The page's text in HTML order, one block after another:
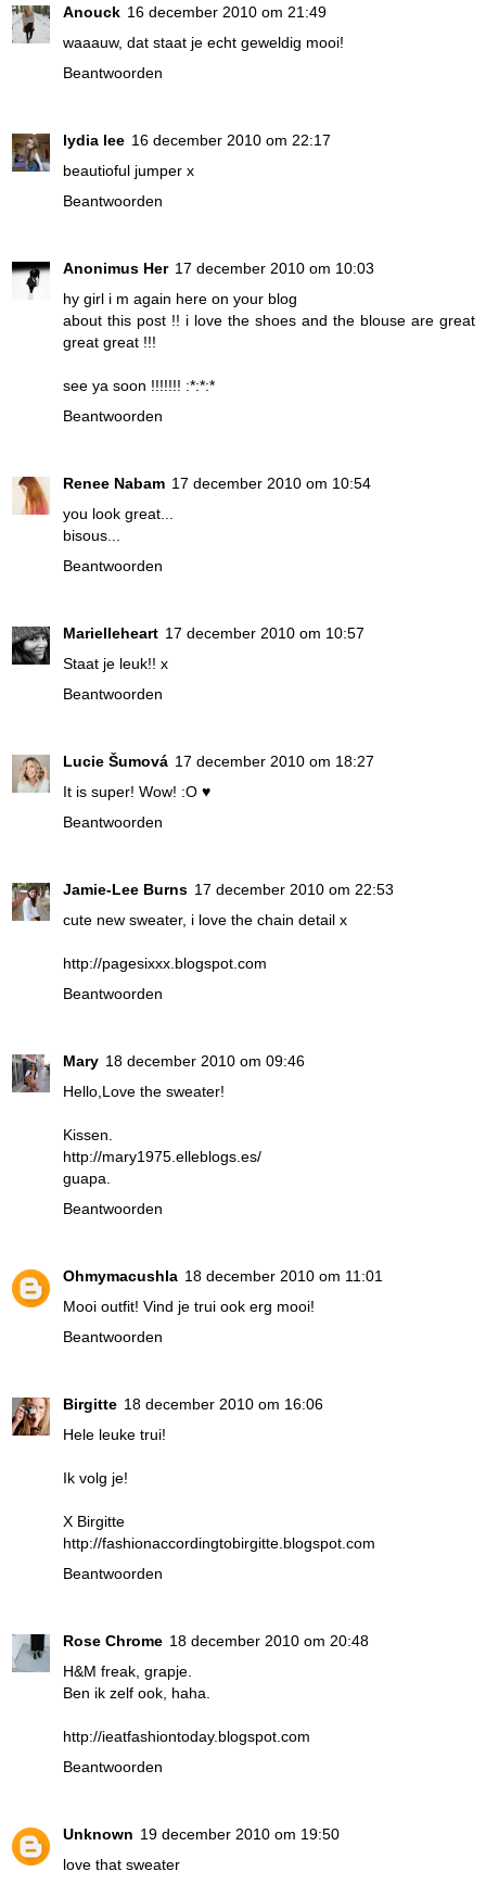
Anouck 16 december 2010 om 21:49
waaauw, dat staat je echt geweldig mooi!
Beantwoorden
lydia lee 16 december 2010 om 22:17
beautioful jumper x
Beantwoorden
Anonimus Her 17 december 2010 om 10:03
hy girl i m again here on your blog
about this post !! i love the shoes and the blouse are great
great great !!!
see ya soon !!!!!!! :*:*:*
Beantwoorden
Renee Nabam 17 december 2010 om 10:54
you look great...
bisous...
Beantwoorden
Marielleheart 17 december 2010 om 10:57
Staat je leuk!! x
Beantwoorden
Lucie Šumová 17 december 2010 om 18:27
It is super! Wow! :O ♥
Beantwoorden
Jamie-Lee Burns 17 december 2010 om 22:53
cute new sweater, i love the chain detail x
http://pagesixxx.blogspot.com
Beantwoorden
Mary 18 december 2010 om 09:46
Hello,Love the sweater!
Kissen.
http://mary1975.elleblogs.es/
guapa.
Beantwoorden
Ohmymacushla 18 december 2010 om 11:01
Mooi outfit! Vind je trui ook erg mooi!
Beantwoorden
Birgitte 18 december 2010 om 16:06
Hele leuke trui!
Ik volg je!
X Birgitte
http://fashionaccordingtobirgitte.blogspot.com
Beantwoorden
Rose Chrome 18 december 2010 om 20:48
H&M freak, grapje.
Ben ik zelf ook, haha.
http://ieatfashiontoday.blogspot.com
Beantwoorden
Unknown 19 december 2010 om 19:50
love that sweater